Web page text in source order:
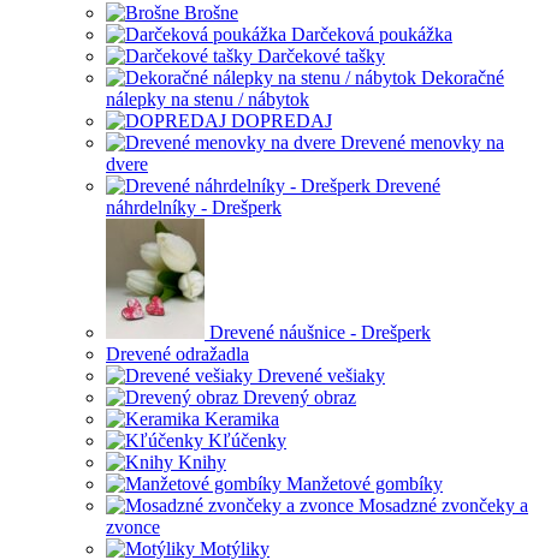
Brošne
Darčeková poukážka
Darčekové tašky
Dekoračné
nálepky na stenu / nábytok
DOPREDAJ
Drevené menovky na
dvere
Drevené
náhrdelníky - Drešperk
Drevené náušnice - Drešperk
Drevené odražadla
Drevené vešiaky
Drevený obraz
Keramika
Kľúčenky
Knihy
Manžetové gombíky
Mosadzné zvončeky a
zvonce
Motýliky